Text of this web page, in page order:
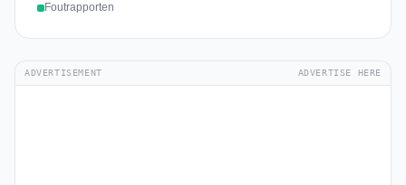
Foutrapporten
ADVERTISEMENT ADVERTISE HERE